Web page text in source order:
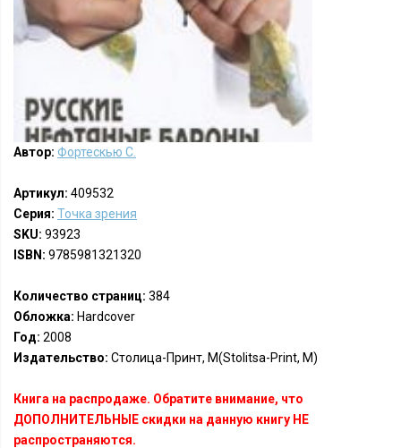
Автор: Фортескью С.
Артикул: 409532
Серия: Точка зрения
SKU: 93923
ISBN: 9785981321320
Количество страниц: 384
Обложка: Hardcover
Год: 2008
Издательство: Столица-Принт, М(Stolitsa-Print, M)
Книга на распродаже. Обратите внимание, что
ДОПОЛНИТЕЛЬНЫЕ скидки на данную книгу НЕ
распространяются.